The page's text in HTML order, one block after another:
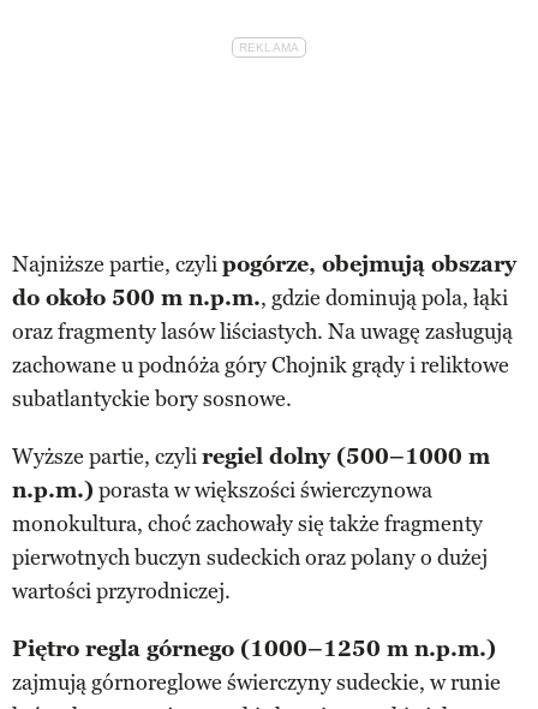
Najniższe partie, czylipogórze, obejmują obszary
do około 500 m n.p.m., gdzie dominują pola, łąki
oraz fragmenty lasów liściastych. Na uwagę zasługują
zachowane u podnóża góry Chojnik grądy i reliktowe
subatlantyckie bory sosnowe.
Wyższe partie, czyliregiel dolny (500–1000 m
n.p.m.) porasta w większości świerczynowa
monokultura, choć zachowały się także fragmenty
pierwotnych buczyn sudeckich oraz polany o dużej
wartości przyrodniczej.
Piętro regla górnego (1000–1250 m n.p.m.)
zajmują górnoreglowe świerczyny sudeckie, w runie